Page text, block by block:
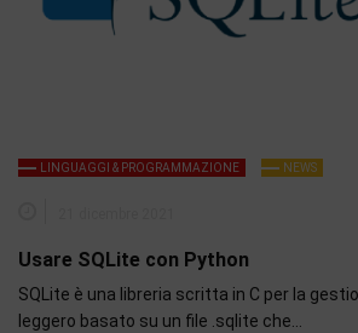
LINGUAGGI & PROGRAMMAZIONE NEWS
Usare SQLite con Python
SQLite è una libreria scritta in C per la
leggero basato su un file .sqlite che…